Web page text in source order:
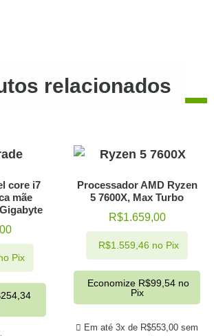
relacionados
core i7
mãe
Pix
254,34
Processador AMD Ryzen
5 7600X, Max Turbo
R$1.659,00
Em até 3x de R$553,00 sem
R$1.559,46 no Pix
Economize R$99,54 no
Pix